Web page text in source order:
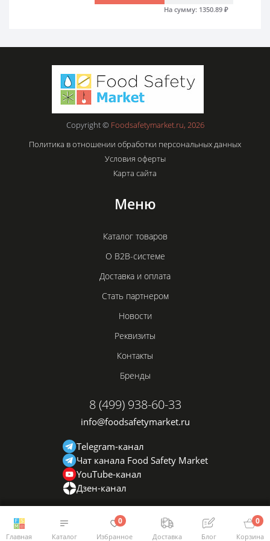
На сумму: 1350.89 ₽
Copyright © Foodsafetymarket.ru, 2026
Политика в отношении обработки персональных данных
Условия оферты
Карта сайта
Меню
Каталог товаров
О B2B-системе
Доставка и оплата
Стать партнером
Новости
Реквизиты
Контакты
Бренды
8 (499) 938-60-33
info@foodsafetymarket.ru
Telegram-канал
Чат канала Food Safety Market
YouTube-канал
Дзен-канал
Главная Каталог
0
Избранное
Доставка
Блог
0
Корзина